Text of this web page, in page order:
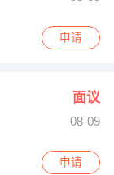
北段
申请
面议
08-09
申请